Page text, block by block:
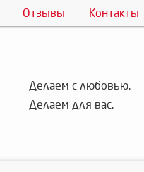
Отзывы Контакты
Делаем с любовью.
Делаем для вас.